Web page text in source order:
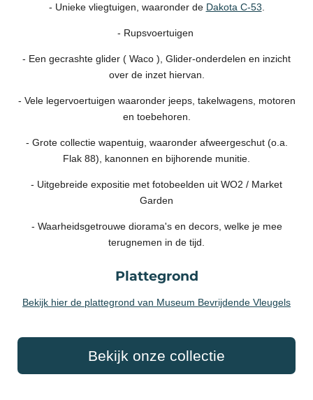
- Unieke vliegtuigen, waaronder de Dakota C-53
- Rupsvoertuigen
- Een gecrashte glider ( Waco ), Glider-onderdelen en inzicht
over de inzet hiervan.
- Vele legervoertuigen waaronder jeeps, takelwagens, motoren
en toebehoren.
- Grote collectie wapentuig, waaronder afweergeschut (o.a.
Flak 88), kanonnen en bijhorende munitie.
- Uitgebreide expositie met fotobeelden uit WO2 / Market
Garden
- Waarheidsgetrouwe diorama's en decors, welke je mee
terugnemen in de tijd.
Plattegrond
Bekijk hier de plattegrond van Museum Bevrijdende Vleugels
Bekijk onze collectie